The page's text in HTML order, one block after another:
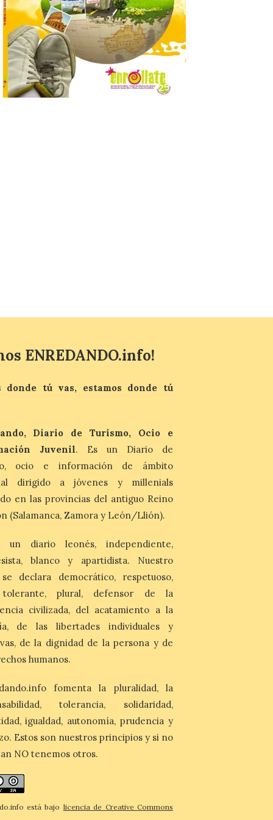
7 Ago 2026
Se trata de un visor web
que permite conocer la
posición exacta del Sol y
así localizar el lugar ideal
para observar el eclipse
solar del 12 de agosto de 2026 sin
obstáculos. El visor es una herramienta a
la […]
total del 12 de agosto.
7 Ago 2026
León es la provincia más
económica (116€/noche),
Zamora, Palencia y Álava son las
provincias con menos margen: apenas un
1% de los alojamientos siguen libres para
esas […]
El eclipse genera un boom
de reservas hoteleras y
según SiteMinder
7 Ago 2026
Asturias lidera el impacto
del fenómeno, con el
mayor aumento en
reservas, precios y
antelación de compra. El
auge de la demanda redefine la
planificación: reservas más anticipadas y
estancias más breves en torno al evento.
Madrid, 7 agosto de […]
ENREDANDO.info!
donde tú vas, estamos donde tú
Diario de Turismo, Ocio e
Juvenil. Es un Diario de
ocio e información de ámbito
dirigido a jóvenes y millenials
en las provincias del antiguo Reino
(Salamanca, Zamora y León/Llión).
un diario leonés, independiente,
blanco y apartidista. Nuestro
declara democrático, respetuoso,
tolerante, plural, defensor de la
civilizada, del acatamiento a la
de las libertades individuales y
de la dignidad de la persona y de
humanos.
fomenta la pluralidad, la
tolerancia, solidaridad,
igualdad, autonomía, prudencia y
Estos son nuestros principios y si no
NO tenemos otros.
está bajo licencia de Creative Commons